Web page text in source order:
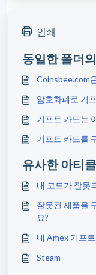
인쇄
동일한 폴더
Coinsbee.com
암호화폐로 기
기프트 카드는
기프트 카드를
유사한 아티
내 코드가 잘못
잘못된 제품을
요?
내 Amex 기프
Steam